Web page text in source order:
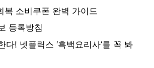
복 소비쿠폰 완벽 가이드
등록방침
다! 넷플릭스 ‘흑백요리사’를 꼭 봐